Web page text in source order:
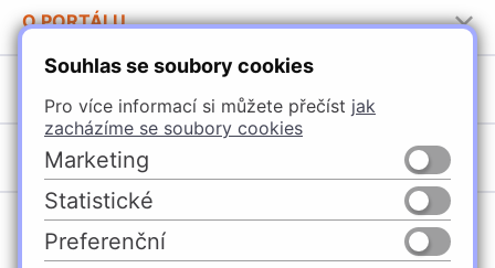
Souhlas se soubory cookies
Pro více informací si můžete přečíst jak
zacházíme se soubory cookies
Marketing
Statistické
Preferenční
Stavební katalog Häfele
Brožury Häfele
O PORTÁLU
Provozovatel portálu
Jak používat portál
Úchytky
Nábytkové kování
Vybavení kuchyní
Osvětlení a elektro
POBOČKY
Špačince
Žilina